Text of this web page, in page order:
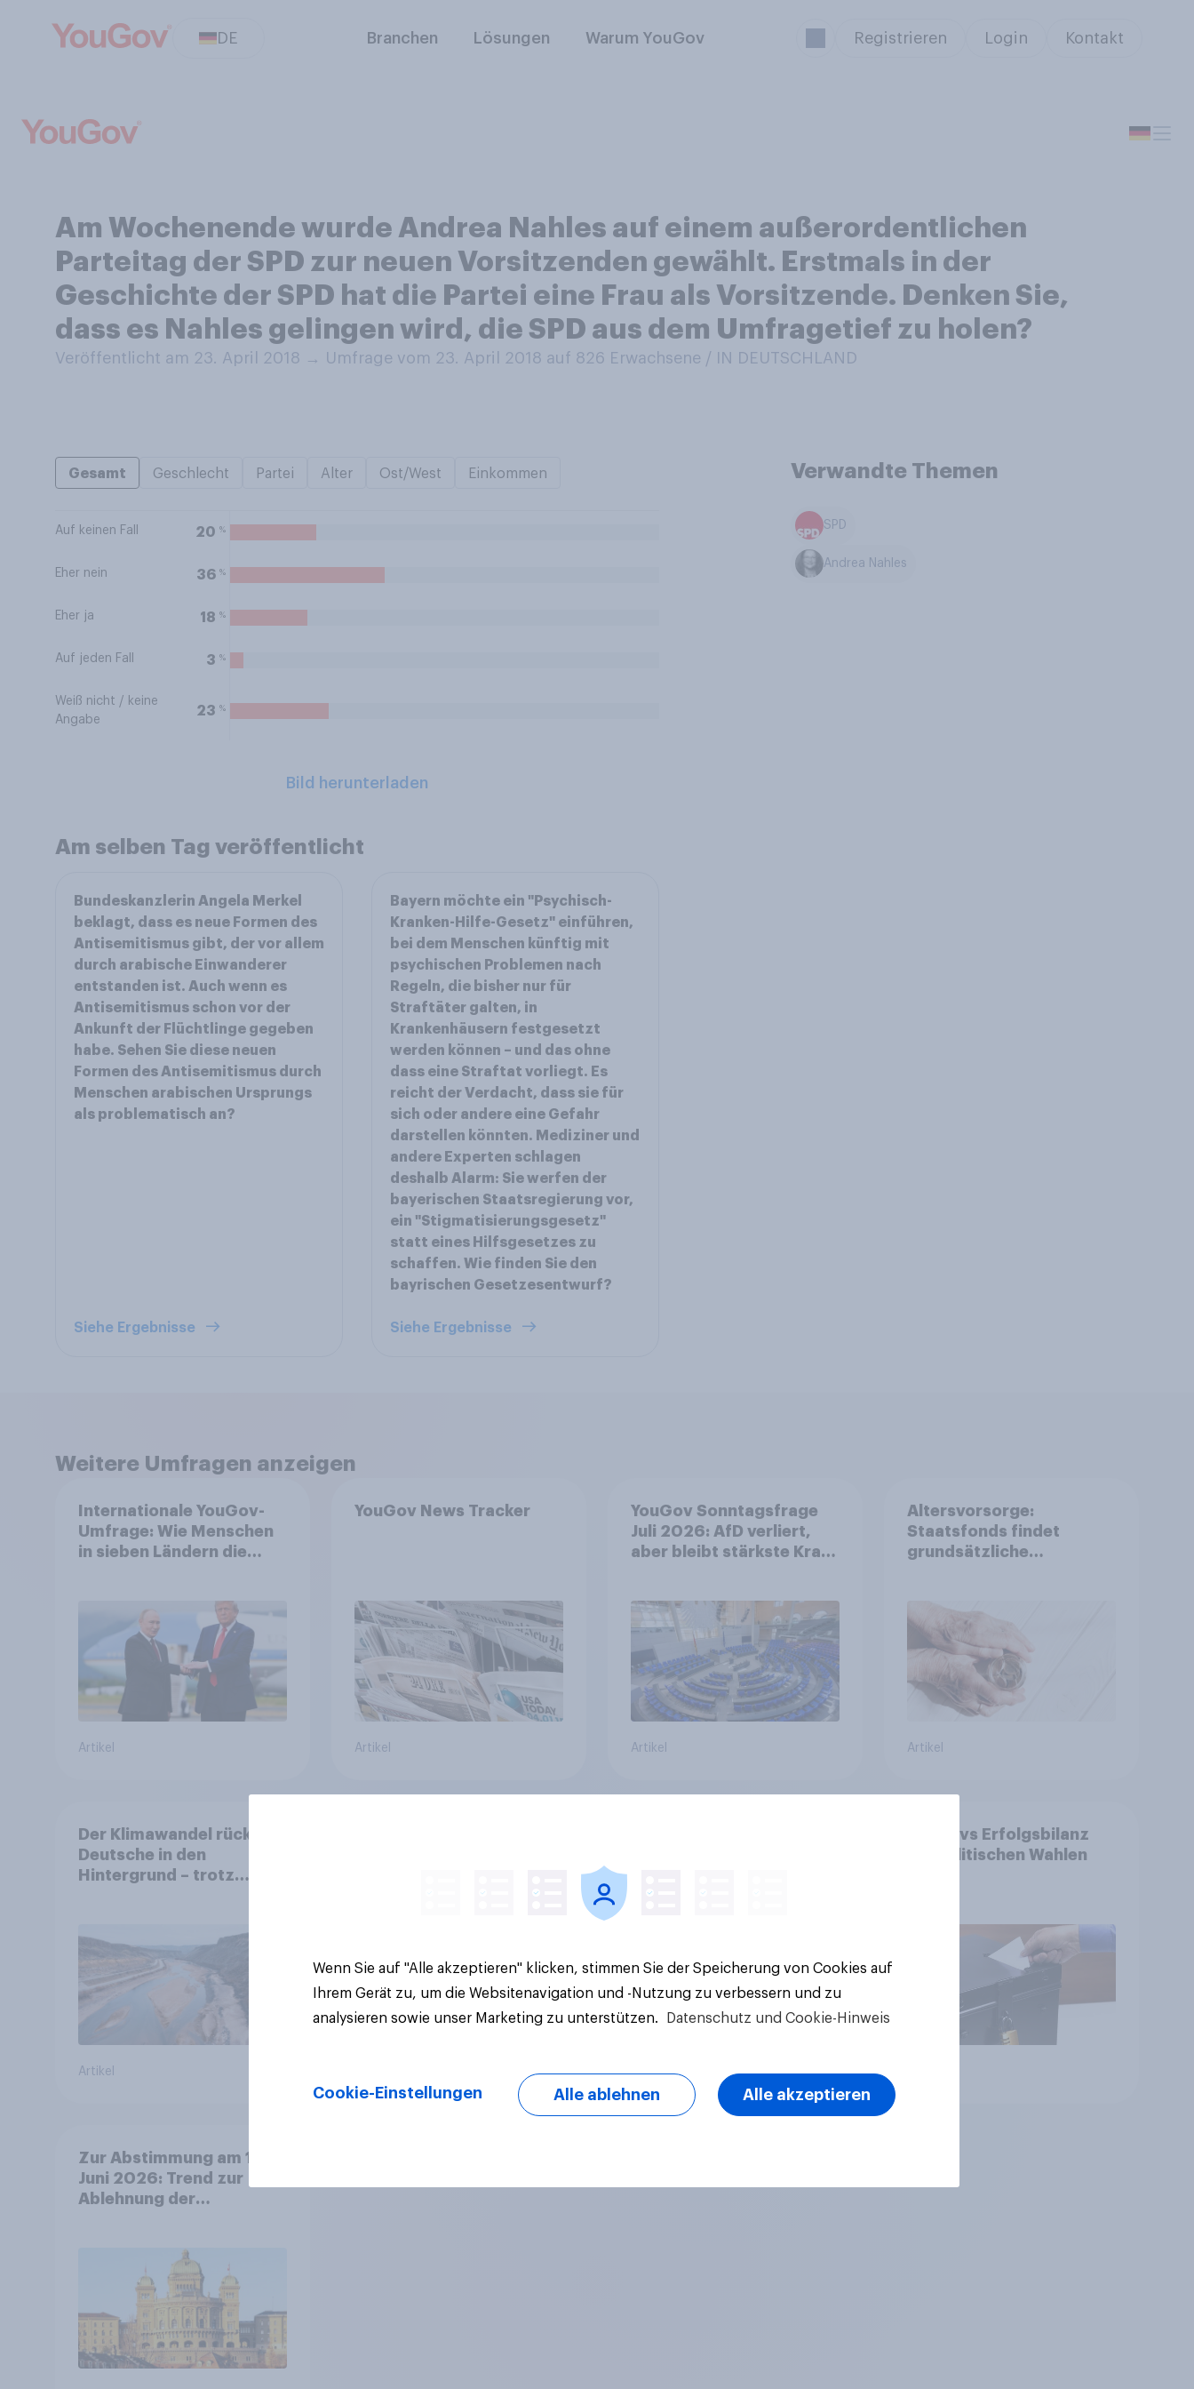
DE Branchen Lösungen Warum YouGov Registrieren Login Kontakt
Am Wochenende wurde Andrea Nahles auf einem außerordentlichen
Parteitag der SPD zur neuen Vorsitzenden gewählt. Erstmals in der
Geschichte der SPD hat die Partei eine Frau als Vorsitzende. Denken Sie,
dass es Nahles gelingen wird, die SPD aus dem Umfragetief zu holen?
Veröffentlicht am 23. April 2018 → Umfrage vom 23. April 2018 auf 826 Erwachsene / IN DEUTSCHLAND
Gesamt Geschlecht Partei Alter Ost/West Einkommen
Auf keinen Fall 20 %
Eher nein 36 %
Eher ja 18 %
Auf jeden Fall 3 %
Weiß nicht / keine
Angabe
23 %
Bild herunterladen
Verwandte Themen
SPD
Andrea Nahles
Am selben Tag veröffentlicht
Bundeskanzlerin Angela Merkel
beklagt, dass es neue Formen des
Antisemitismus gibt, der vor allem
durch arabische Einwanderer
entstanden ist. Auch wenn es
Antisemitismus schon vor der
Ankunft der Flüchtlinge gegeben
habe. Sehen Sie diese neuen
Formen des Antisemitismus durch
Menschen arabischen Ursprungs
als problematisch an?
Siehe Ergebnisse
Bayern möchte ein "Psychisch-
Kranken-Hilfe-Gesetz" einführen,
bei dem Menschen künftig mit
psychischen Problemen nach
Regeln, die bisher nur für
Straftäter galten, in
Krankenhäusern festgesetzt
werden können – und das ohne
dass eine Straftat vorliegt. Es
reicht der Verdacht, dass sie für
sich oder andere eine Gefahr
darstellen könnten. Mediziner und
andere Experten schlagen
deshalb Alarm: Sie werfen der
bayerischen Staatsregierung vor,
ein "Stigmatisierungsgesetz"
statt eines Hilfsgesetzes zu
schaffen. Wie finden Sie den
bayrischen Gesetzesentwurf?
Siehe Ergebnisse
Weitere Umfragen anzeigen
Internationale YouGov-
Umfrage: Wie Menschen
in sieben Ländern die
Bedrohungen und
Bündnisse bewerten
Artikel
YouGov News Tracker
Artikel
YouGov Sonntagsfrage
Juli 2026: AfD verliert,
aber bleibt stärkste Kraft
Bevölkerung
Artikel
Altersvorsorge:
Staatsfonds findet
grundsätzliche
entscheiden über die
Akzeptanz
Artikel
Der Klimawandel rückt für
Deutsche in den
Hintergrund – trotz
Artikel
Finanzplatz? Wo die
Grossbanken steht
historisch niedrig +++
Artikel
YouGovs Erfolgsbilanz
bei politischen Wahlen
Zur Abstimmung am 14.
Juni 2026: Trend zur
Ablehnung der
für Annahme des
Zivildienstgesetz sinken
Wenn Sie auf "Alle akzeptieren" klicken, stimmen Sie der Speicherung von Cookies auf
Ihrem Gerät zu, um die Websitenavigation und -Nutzung zu verbessern und zu
analysieren sowie unser Marketing zu unterstützen.
Datenschutz und Cookie-Hinweis
Cookie-Einstellungen Alle ablehnen Alle akzeptieren